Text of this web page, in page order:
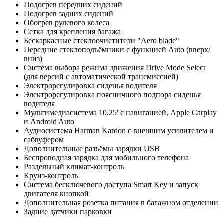
Подогрев передних сидений
Подогрев задних сидений
Обогрев рулевого колеса
Сетка для крепления багажа
Бескаркасные стеклоочистители "Aero blade"
Передние стеклоподъёмники с функцией Auto (вверх/
вниз)
Система выбора режима движения Drive Mode Select
(для версий с автоматической трансмиссией)
Электрорегулировка сиденья водителя
Электрорегулировка поясничного подпора сиденья
водителя
Мультимедиасистема 10,25' с навигацией, Apple Carplay
и Android Auto
Аудиосистема Harman Kardon с внешним усилителем и
сабвуфером
Дополнительные разъёмы зарядки USB
Беспроводная зарядка для мобильного телефона
Раздельный климат-контроль
Круиз-контроль
Система бесключевого доступа Smart Key и запуск
двигателя кнопкой
Дополнительная розетка питания в багажном отделении
Задние датчики парковки